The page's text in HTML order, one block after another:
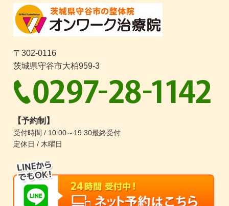
〒302-0116
茨城県守谷市大柏959-3
【予約制】
受付時間 / 10:00～19:30最終受付
定休日 / 木曜日